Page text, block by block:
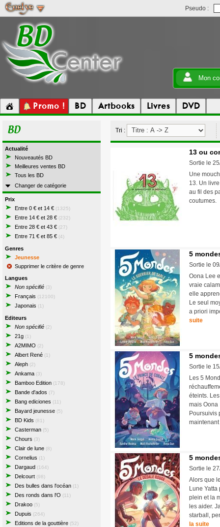
Pseudo :
Mon
Promo ! BD Artbooks Livres DVD
BD
Actualité
Nouveautés BD
Meilleures ventes BD
Tous les BD
Changer de catégorie
Prix
Entre 0 € et 14 € (1325)
Entre 14 € et 28 € (232)
Entre 28 € et 43 € (27)
Entre 71 € et 85 € (4)
Genres
Jeunesse
Supprimer le critère de genre
Langues
Non spécifié (3)
Français (12100)
Japonais (1)
Editeurs
Non spécifié (2)
21g (1)
A2MIMO (2)
Albert René (1)
Aleph (2)
Ankama (3)
Bamboo Edition (178)
Bande d'ados (7)
Bang ediciones (11)
Bayard jeunesse (5)
BD Kids (81)
Casterman (5)
Chours (3)
Clair de lune (8)
Cornelius (1)
Dargaud (164)
Delcourt (98)
Des bulles dans l'océan (1)
Des ronds dans l'O (11)
Drakoo (5)
Dupuis (264)
Editions de la gouttière (52)
Tri :
13 ou
Sortie le
Une
13. Un
au fil des
5
Sortie le
Oona Lee
vraie
elle
Le seul
a priori
suite
5
Sortie le
Les 5
éteints.
mais Oona
Poursuivis
5
Sortie le
Alors que
Lune
plein et la
les aider.
starball,
la suite